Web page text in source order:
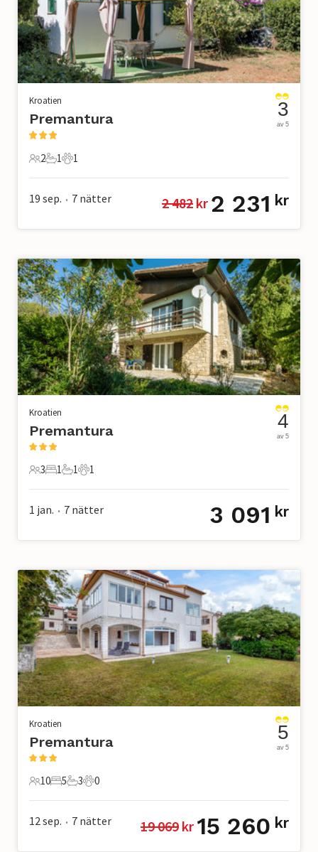
Kroatien
Premantura
2 Gäster
2
1 Badrum
1
1 Husdjur
1
3
av 5
19 sep. • 7 nätter 2 482 kr 2 231 kr
Kroatien
Premantura
3 Gäster
3
1 Sovrum
1
1 Badrum
1
1 Husdjur
1
4
av 5
1 jan. • 7 nätter 3 091 kr
Kroatien
Premantura
10 Gäster
10
5 Sovrum
5
3 Badrum
3
0 Husdjur
0
5
av 5
12 sep. • 7 nätter 19 069 kr 15 260 kr